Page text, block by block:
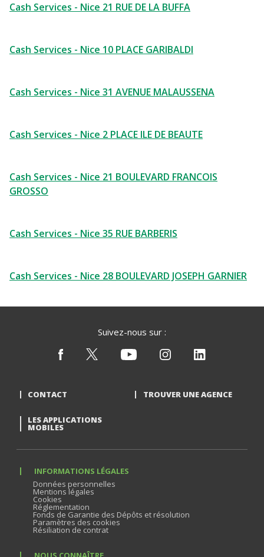
Cash Services - Nice 21 RUE DE LA BUFFA
Cash Services - Nice 10 PLACE GARIBALDI
Cash Services - Nice 31 AVENUE MALAUSSENA
Cash Services - Nice 2 PLACE ILE DE BEAUTE
Cash Services - Nice 21 BOULEVARD FRANCOIS
GROSSO
Cash Services - Nice 35 RUE BARBERIS
Cash Services - Nice 28 BOULEVARD JOSEPH GARNIER
Suivez-nous sur :
CONTACT TROUVER UNE AGENCE
LES APPLICATIONS
MOBILES
INFORMATIONS LÉGALES
Données personnelles
Mentions légales
Cookies
Réglementation
Fonds de Garantie des Dépôts et résolution
Paramètres des cookies
Résiliation de contrat